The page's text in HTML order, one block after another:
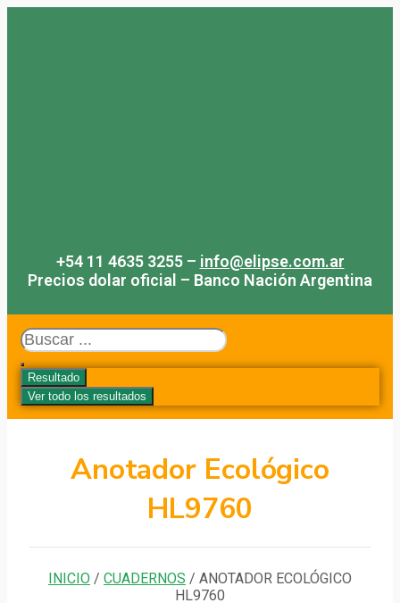
+54 11 4635 3255 – info@elipse.com.ar
Precios dolar oficial – Banco Nación Argentina
Search
...
Resultado
Ver todo los resultados
Anotador Ecológico
HL9760
INICIO / CUADERNOS / ANOTADOR ECOLÓGICO
HL9760